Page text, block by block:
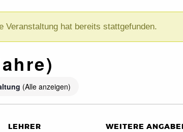
Veranstaltung hat bereits stattgefunden.
(Alle anzeigen)
LEHRER WEITERE